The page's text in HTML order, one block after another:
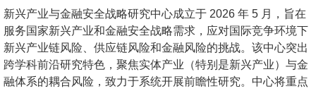
新兴产业与金融安全战略研究中心成立于 2026 年 5 月，旨在
服务国家新兴产业和金融安全战略需求，应对国际竞争环境下
新兴产业链风险、供应链风险和金融风险的挑战。该中心突出
跨学科前沿研究特色，聚焦实体产业（特别是新兴产业）与金
融体系的耦合风险，致力于系统开展前瞻性研究。中心将重点